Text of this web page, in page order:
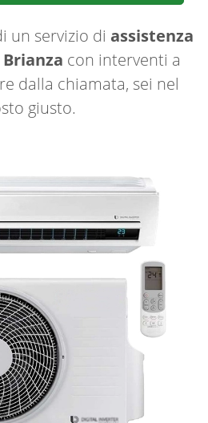
un servizio di assistenza
con interventi a
dalla chiamata, sei nel
giusto.